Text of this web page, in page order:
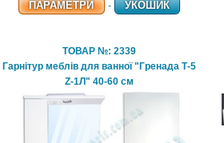
ПАРАМЕТРИ - УКОШИК
ТОВАР №: 2339
Гарнітур меблів для ванної "Гренада Т-5
Z-1Л" 40-60 см